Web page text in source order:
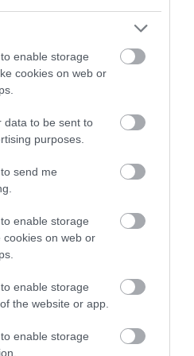
enable storage
cookies on web or
data to be sent to
purposes.
send me
enable storage
cookies on web or
enable storage
the website or app.
enable storage
élni és élni
hanem a békés,